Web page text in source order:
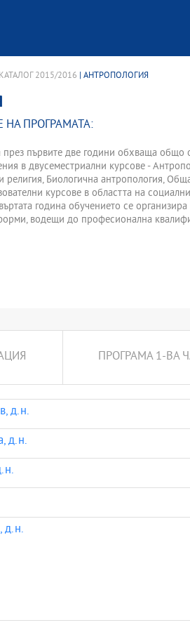
2015/2016 | АНТРОПОЛОГИЯ
НА ПРОГРАМАТА:
през първите две години обхваща общо
в двусеместриални курсове -
религия, Биологична антропология,
курсове в областта на
година обучението се
водещи до професионална
ПРОГРАМА 1-ВА
д.н.
д.н.
д.н.